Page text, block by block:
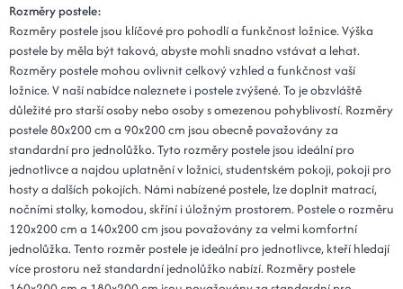
Rozměry postele:
Rozměry postele jsou klíčové pro pohodlí a funkčnost ložnice. Výška
postele by měla být taková, abyste mohli snadno vstávat a lehat.
Rozměry postele mohou ovlivnit celkový vzhled a funkčnost vaší
ložnice. V naší nabídce naleznete i postele zvýšené. To je obzvláště
důležité pro starší osoby nebo osoby s omezenou pohyblivostí. Rozměry
postele 80x200 cm a 90x200 cm jsou obecně považovány za
standardní pro jednolůžko. Tyto rozměry postele jsou ideální pro
jednotlivce a najdou uplatnění v ložnici, studentském pokoji, pokoji pro
hosty a dalších pokojích. Námi nabízené postele, lze doplnit matrací,
nočními stolky, komodou, skříní i úložným prostorem. Postele o rozměru
120x200 cm a 140x200 cm jsou považovány za velmi komfortní
jednolůžka. Tento rozměr postele je ideální pro jednotlivce, kteří hledají
více prostoru než standardní jednolůžko nabízí. Rozměry postele